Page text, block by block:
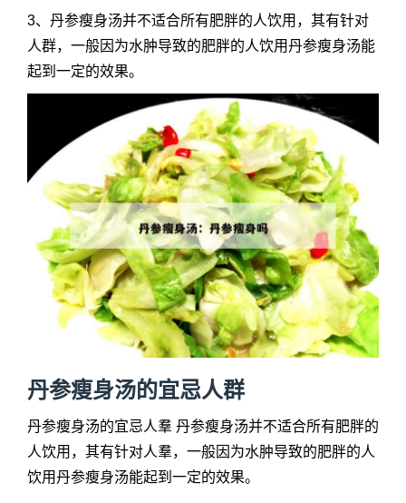
3、丹参瘦身汤并不适合所有肥胖的人饮用，其有针对
人群，一般因为水肿导致的肥胖的人饮用丹参瘦身汤能
起到一定的效果。
丹参瘦身汤的宜忌人群
丹参瘦身汤的宜忌人羣 丹参瘦身汤并不适合所有肥胖的
人饮用，其有针对人羣，一般因为水肿导致的肥胖的人
饮用丹参瘦身汤能起到一定的效果。